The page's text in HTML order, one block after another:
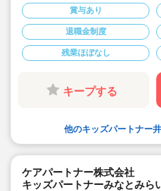
◆姉妹園で産休育休実
実現しています♪
◆運営母体は大手企業
◆経験浅やブランクが
◆宿舎借り上げ制度を
担、またカギ交換代や
法人から手当が出ます
はなかなかありません
◆残業代は1分単位で支
賞与あり
退職金制度
残業ほぼなし
キープする
他のキッズパートナー
ケアパートナー株式会社
キッズパートナーみなとみら